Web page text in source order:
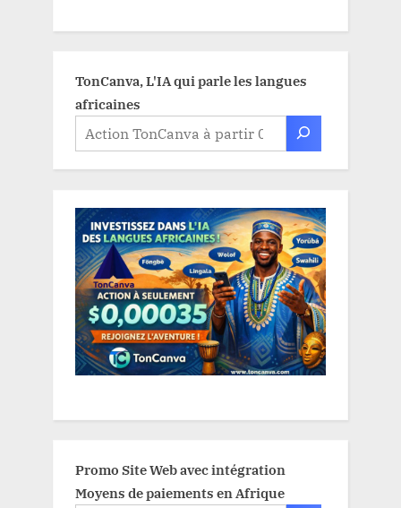
TonCanva, L'IA qui parle les langues
africaines
Promo Site Web avec intégration
Moyens de paiements en Afrique